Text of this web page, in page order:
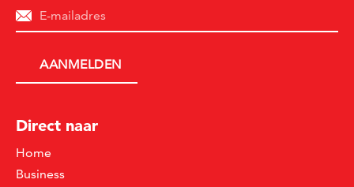
Direct naar
Home
Business